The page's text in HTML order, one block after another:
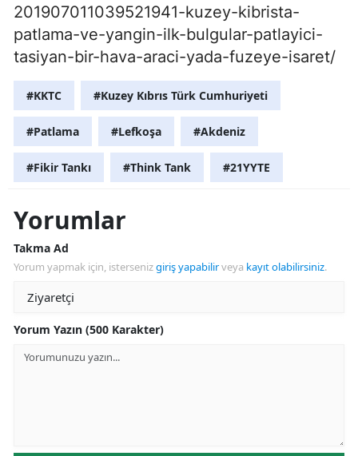
201907011039521941-kuzey-kibrista-
patlama-ve-yangin-ilk-bulgular-patlayici-
tasiyan-bir-hava-araci-yada-fuzeye-isaret/
#KKTC #Kuzey Kıbrıs Türk Cumhuriyeti
#Patlama #Lefkoşa #Akdeniz
#Fikir Tankı #Think Tank #21YYTE
Yorumlar
Takma Ad
Yorum yapmak için, istersenizgiriş yapabilirveya kayıt olabilirsiniz.
Yorum Yazın (500 Karakter)